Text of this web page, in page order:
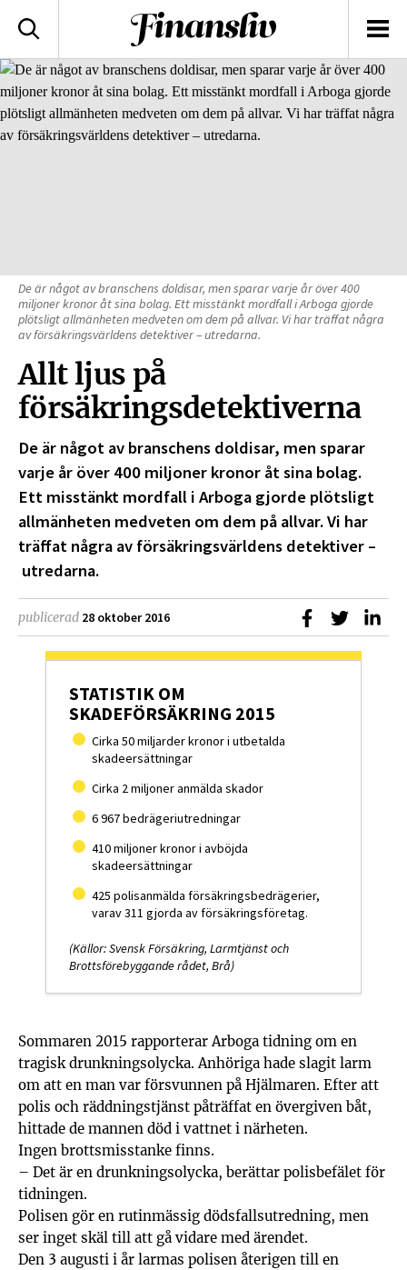
logotyp
Sök
De är något av branschens doldisar, men sparar varje år över 400
miljoner kronor åt sina bolag. Ett misstänkt mordfall i Arboga gjorde
plötsligt allmänheten medveten om dem på allvar. Vi har träffat några
av försäkringsvärldens detektiver – utredarna.
Allt ljus på
försäkringsdetektiverna
De är något av branschens doldisar, men sparar
varje år över 400 miljoner kronor åt sina bolag.
Ett misstänkt mordfall i Arboga gjorde plötsligt
allmänheten medveten om dem på allvar. Vi har
träffat några av försäkringsvärldens detektiver –
utredarna.
publicerad 28 oktober 2016 Dela påDela på
STATISTIK OM
SKADEFÖRSÄKRING 2015
Cirka 50 miljarder kronor i utbetalda
skadeersättningar
Cirka 2 miljoner anmälda skador
6 967 bedrägeriutredningar
410 miljoner kronor i avböjda
skadeersättningar
425 polisanmälda försäkringsbedrägerier,
varav 311 gjorda av försäkringsföretag.
(Källor: Svensk Försäkring, Larmtjänst och
Brottsförebyggande rådet, Brå)
Sommaren 2015 rapporterar Arboga tidning om en
tragisk drunkningsolycka. Anhöriga hade slagit larm
om att en man var försvunnen på Hjälmaren. Efter att
polis och räddningstjänst påträffat en övergiven båt,
hittade de mannen död i vattnet i närheten.
Ingen brottsmisstanke finns.
– Det är en drunkningsolycka, berättar polisbefälet för
tidningen.
Polisen gör en rutinmässig dödsfallsutredning, men
ser inget skäl till att gå vidare med ärendet.
Den 3 augusti i år larmas polisen återigen till en